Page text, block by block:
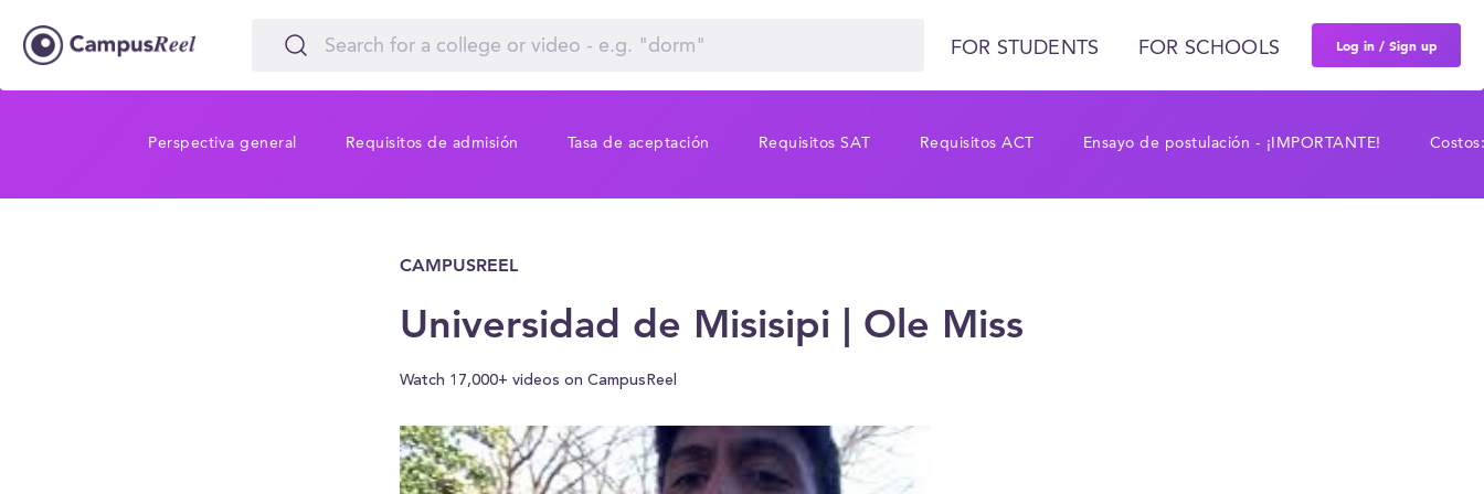
FOR STUDENTS FOR SCHOOLS Log in / Sign up
Perspectiva general Requisitos de admisión Tasa de aceptación Requisitos SAT Requisitos ACT Ensayo de postulación - ¡IMPORTANTE!
CAMPUSREEL
Universidad de Misisipi | Ole Miss
Watch 17,000+ videos on CampusReel